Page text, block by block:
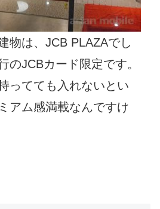
物は、JCB PLAZAでし
のJCBカード限定です。
ってても入れないとい
アム感満載なんですけ